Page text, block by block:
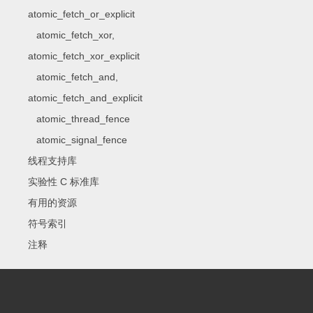
atomic_fetch_or_explicit
atomic_fetch_xor,
atomic_fetch_xor_explicit
atomic_fetch_and,
atomic_fetch_and_explicit
atomic_thread_fence
atomic_signal_fence
线程支持库
实验性 C 标准库
有用的资源
符号索引
注释